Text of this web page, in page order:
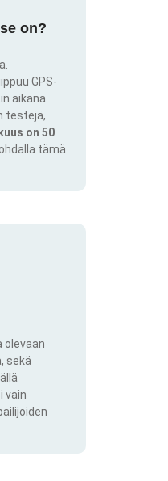
on?
GPS-
aikana.
testejä,
on 50
tämä
olevaan
sekä
vain